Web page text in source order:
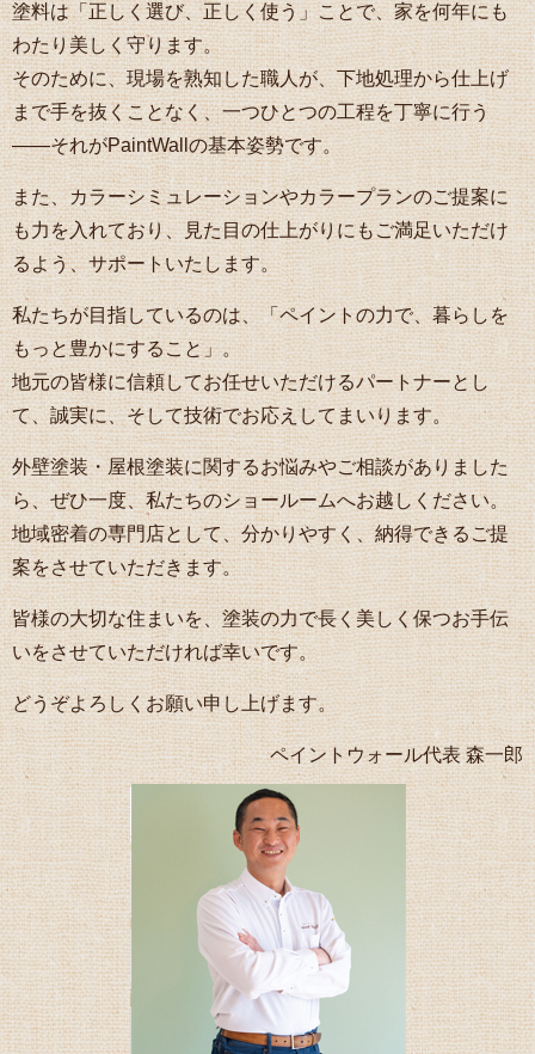
塗料は「正しく選び、正しく使う」ことで、家を何年にも
わたり美しく守ります。
そのために、現場を熟知した職人が、下地処理から仕上げ
まで手を抜くことなく、一つひとつの工程を丁寧に行う
――それがPaintWallの基本姿勢です。
また、カラーシミュレーションやカラープランのご提案に
も力を入れており、見た目の仕上がりにもご満足いただけ
るよう、サポートいたします。
私たちが目指しているのは、「ペイントの力で、暮らしを
もっと豊かにすること」。
地元の皆様に信頼してお任せいただけるパートナーとし
て、誠実に、そして技術でお応えしてまいります。
外壁塗装・屋根塗装に関するお悩みやご相談がありました
ら、ぜひ一度、私たちのショールームへお越しください。
地域密着の専門店として、分かりやすく、納得できるご提
案をさせていただきます。
皆様の大切な住まいを、塗装の力で長く美しく保つお手伝
いをさせていただければ幸いです。
どうぞよろしくお願い申し上げます。
ペイントウォール代表 森一郎